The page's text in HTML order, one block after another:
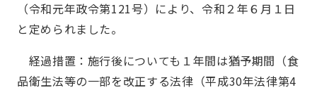
（令和元年政令第121号）により、令和２年６月１日
と定められました。
経過措置：施行後についても１年間は猶予期間（食
品衛生法等の一部を改正する法律（平成30年法律第4